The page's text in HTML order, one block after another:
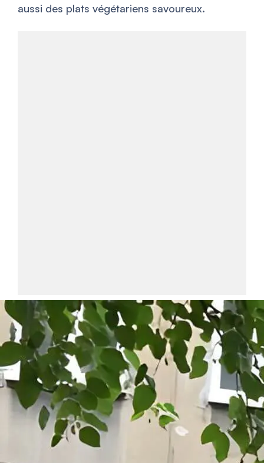
aussi des plats végétariens savoureux.